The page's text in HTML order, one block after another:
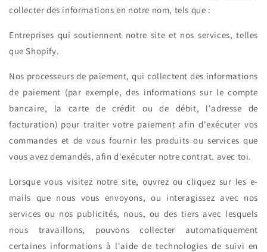
collecter des informations en notre nom, tels que :
Entreprises qui soutiennent notre site et nos services, telles
que Shopify.
Nos processeurs de paiement, qui collectent des informations
de paiement (par exemple, des informations sur le compte
bancaire, la carte de crédit ou de débit, l'adresse de
facturation) pour traiter votre paiement afin d'exécuter vos
commandes et de vous fournir les produits ou services que
vous avez demandés, afin d'exécuter notre contrat. avec toi.
Lorsque vous visitez notre site, ouvrez ou cliquez sur les e-
mails que nous vous envoyons, ou interagissez avec nos
services ou nos publicités, nous, ou des tiers avec lesquels
nous travaillons, pouvons collecter automatiquement
certaines informations à l'aide de technologies de suivi en